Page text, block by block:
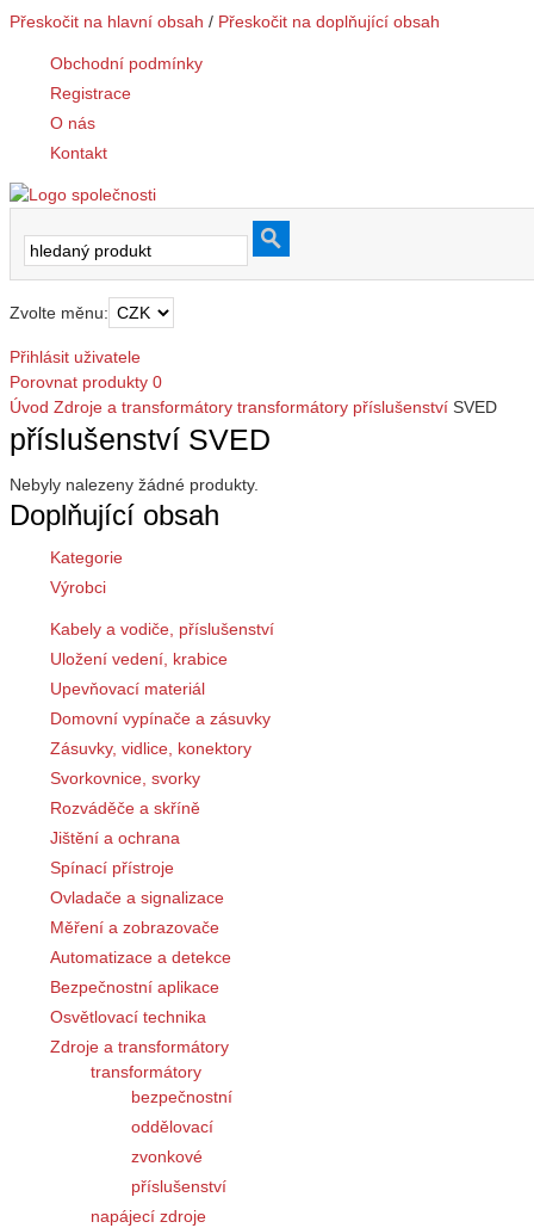
Přeskočit na hlavní obsah / Přeskočit na doplňující obsah
Obchodní podmínky
Registrace
O nás
Kontakt
Zvolte měnu:
Přihlásit uživatele
Porovnat produkty 0
Úvod Zdroje a transformátory transformátory příslušenství SVED
příslušenství SVED
Nebyly nalezeny žádné produkty.
Doplňující obsah
Kategorie
Výrobci
Kabely a vodiče, příslušenství
Uložení vedení, krabice
Upevňovací materiál
Domovní vypínače a zásuvky
Zásuvky, vidlice, konektory
Svorkovnice, svorky
Rozváděče a skříně
Jištění a ochrana
Spínací přístroje
Ovladače a signalizace
Měření a zobrazovače
Automatizace a detekce
Bezpečnostní aplikace
Osvětlovací technika
Zdroje a transformátory
transformátory
bezpečnostní
oddělovací
zvonkové
příslušenství
napájecí zdroje